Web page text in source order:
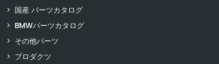
国産 パーツカタログ
BMWパーツカタログ
その他パーツ
プロダクツ